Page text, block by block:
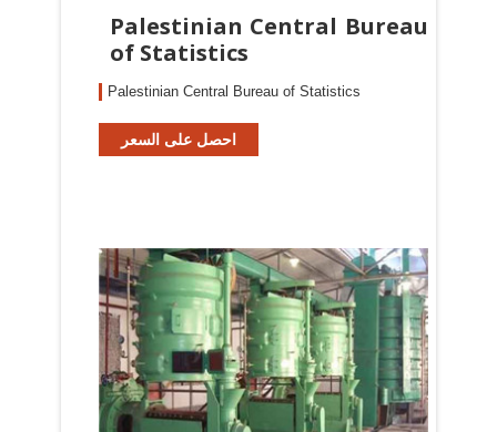
Palestinian Central Bureau
of Statistics
Palestinian Central Bureau of Statistics
احصل على السعر